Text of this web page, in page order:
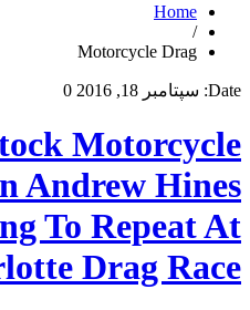
Home
/
Motorcycle Drag
Date: سپتامبر 18, 2016 0
Motorcycle
Andrew Hines
To Repeat At
Drag Race